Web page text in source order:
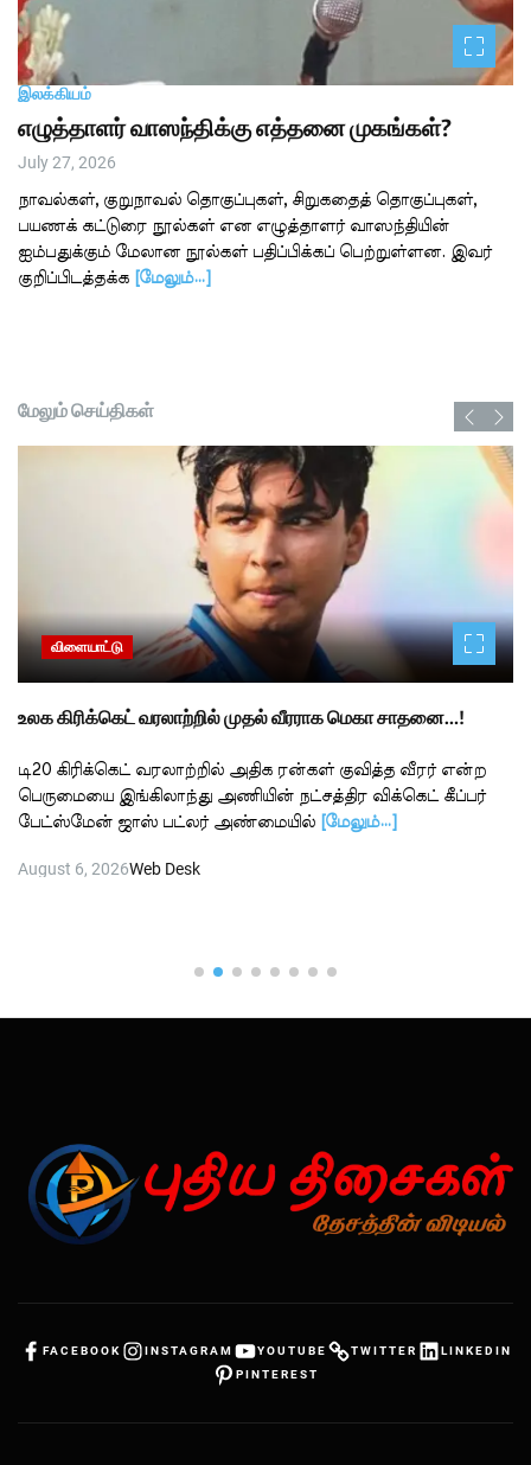
இலக்கியம்
எழுத்தாளர் வாஸந்திக்கு எத்தனை முகங்கள்?
July 27, 2026
நாவல்கள், குறுநாவல் தொகுப்புகள், சிறுகதைத் தொகுப்புகள்,
பயணக் கட்டுரை நூல்கள் என எழுத்தாளர் வாஸந்தியின்
ஐம்பதுக்கும் மேலான நூல்கள் பதிப்பிக்கப் பெற்றுள்ளன. இவர்
குறிப்பிடத்தக்க
[மேலும்…]
மேலும் செய்திகள்
விளையாட்டு
உலக கிரிக்கெட் வரலாற்றில் முதல் வீரராக மெகா சாதனை…!
டி20 கிரிக்கெட் வரலாற்றில் அதிக ரன்கள் குவித்த வீரர் என்ற
பெருமையை இங்கிலாந்து அணியின் நட்சத்திர விக்கெட் கீப்பர்
பேட்ஸ்மேன் ஜாஸ் பட்லர் அண்மையில்
[மேலும்…]
August 6, 2026Web Desk
FACEBOOK INSTAGRAM YOUTUBE TWITTER
LINKEDIN
PINTEREST